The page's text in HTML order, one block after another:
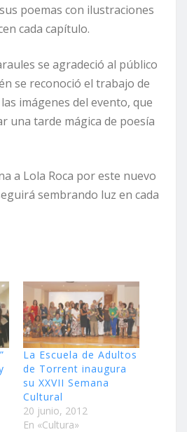
poemas con ilustraciones
cada capítulo.
se agradeció al público
se reconoció el trabajo de
imágenes del evento, que
una tarde mágica de poesía
a Lola Roca por este nuevo
sembrando luz en cada
La Escuela de Adultos
de Torrent inaugura
su XXVII Semana
Cultural
20 junio, 2012
En «Cultura»